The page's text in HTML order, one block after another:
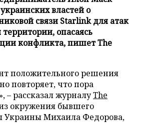
властей о
связи Starlink для атак
территории, опасаясь
конфликта, пишет The
положительного решения
повторяет, что пора
– рассказал журналуThe
окружения бывшего
Украины Михаила Федорова,